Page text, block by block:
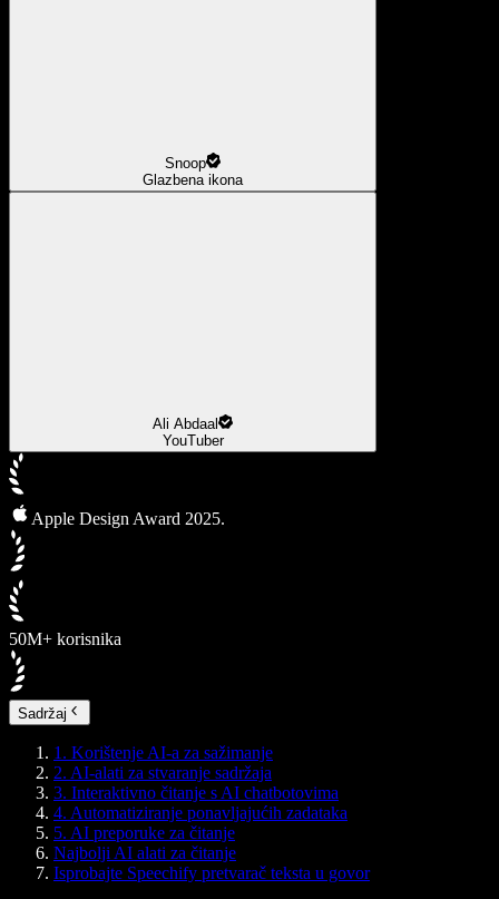
Snoop
Glazbena ikona
Ali Abdaal
YouTuber
Apple Design Award 2025.
50M+ korisnika
Sadržaj
1. Korištenje AI-a za sažimanje
2. AI-alati za stvaranje sadržaja
3. Interaktivno čitanje s AI chatbotovima
4. Automatiziranje ponavljajućih zadataka
5. AI preporuke za čitanje
Najbolji AI alati za čitanje
Isprobajte Speechify pretvarač teksta u govor